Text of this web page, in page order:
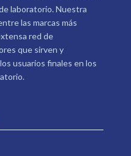
laboratorio. Nuestra
las marcas más
red de
que sirven y
usuarios finales en los